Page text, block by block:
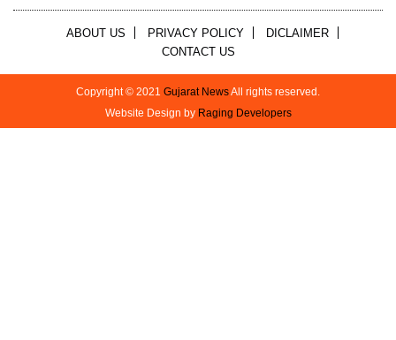
ABOUT US PRIVACY POLICY
DICLAIMER
CONTACT US
Copyright © 2021 Gujarat NewsAll rights reserved.
Website Design by Raging Developers